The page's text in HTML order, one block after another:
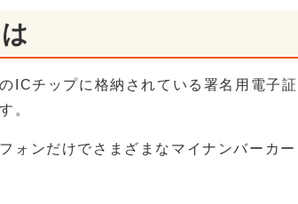
ICチップに格納されている署名用電子
。
ォンだけでさまざまなマイナンバーカー